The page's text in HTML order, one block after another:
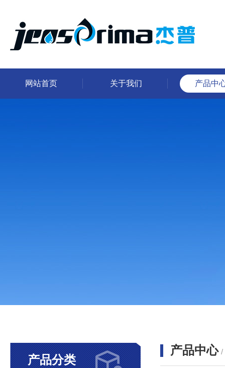
网站首页 关于我们 产品中
产品分类
产品中心 /